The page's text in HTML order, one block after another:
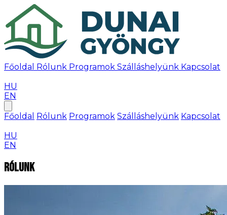
Főoldal Rólunk Programok Szálláshelyünk Kapcsolat
HU
EN
Főoldal Rólunk Programok Szálláshelyünk Kapcsolat
HU
EN
Rólunk